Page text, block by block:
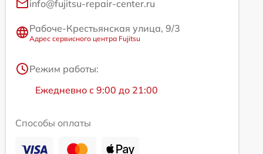
info@fujitsu-repair-center.ru
Рабоче-Крестьянская улица, 9/3
Адрес сервисного центра Fujitsu
Режим работы:
Ежедневно с 9:00 до 21:00
Способы оплаты